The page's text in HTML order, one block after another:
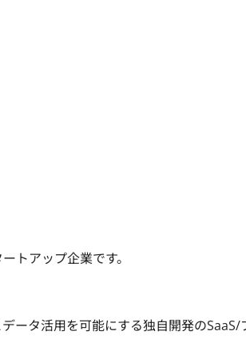
トアップ企業です。
ータ活用を可能にする独自開発のSaaS/